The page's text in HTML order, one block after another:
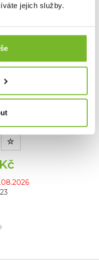
jejich služby.
H15R Core –